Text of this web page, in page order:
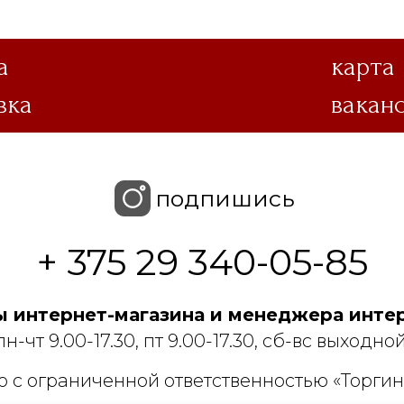
подпишись
+ 375 29 340-05-85
магазина и менеджера
чт 9.00-17.30, пт 9.00-17.30, сб-вс
ограниченной ответственностью